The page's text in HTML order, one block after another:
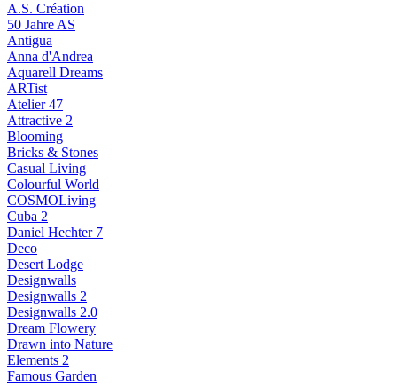
A.S. Création
50 Jahre AS
Antigua
Anna d'Andrea
Aquarell Dreams
ARTist
Atelier 47
Attractive 2
Blooming
Bricks & Stones
Casual Living
Colourful World
COSMOLiving
Cuba 2
Daniel Hechter 7
Deco
Desert Lodge
Designwalls
Designwalls 2
Designwalls 2.0
Dream Flowery
Drawn into Nature
Elements 2
Famous Garden